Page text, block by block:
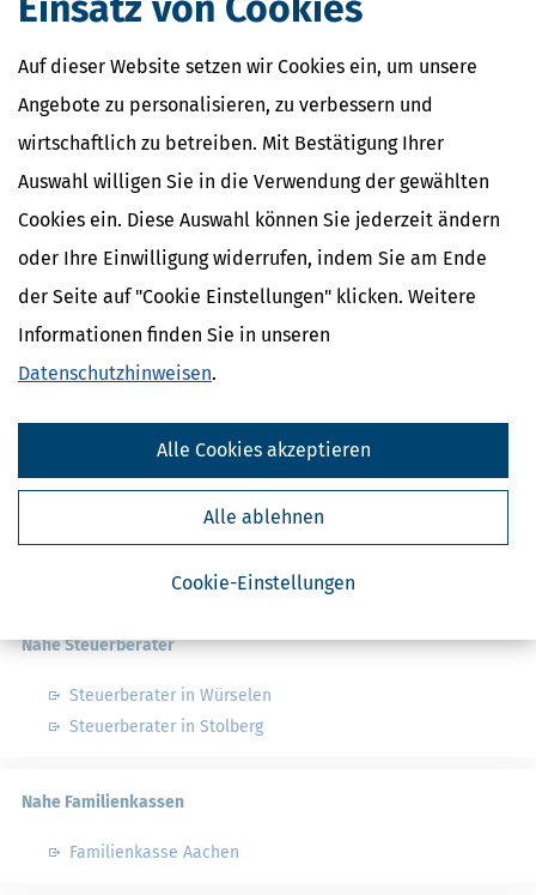
Auf dieser Website setzen wir Cookies ein, um unsere
Angebote zu personalisieren, zu verbessern und
wirtschaftlich zu betreiben. Mit Bestätigung Ihrer
Auswahl willigen Sie in die Verwendung der gewählten
Cookies ein. Diese Auswahl können Sie jederzeit ändern
oder Ihre Einwilligung widerrufen, indem Sie am Ende
der Seite auf "Cookie Einstellungen" klicken. Weitere
Informationen finden Sie in unseren
Datenschutzhinweisen.
Cookie-Einstellungen
Alle ablehnen
Alle Cookies akzeptieren
Nahe Finanzämter
Finanzamt Aachen-Kreis
Finanzamt Düren
Finanzamt Geilenkirchen
Finanzamt Jülich
Finanzamtsuche
Finanzamt - Infos
Finanzämter in Nordrhein-Westfalen
Nahe Steuerberater
Steuerberater in Würselen
Steuerberater in Stolberg
Nahe Familienkassen
Familienkasse Aachen